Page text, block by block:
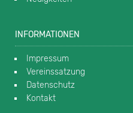
INFORMATIONEN
Impressum
Vereinssatzung
Datenschutz
Kontakt